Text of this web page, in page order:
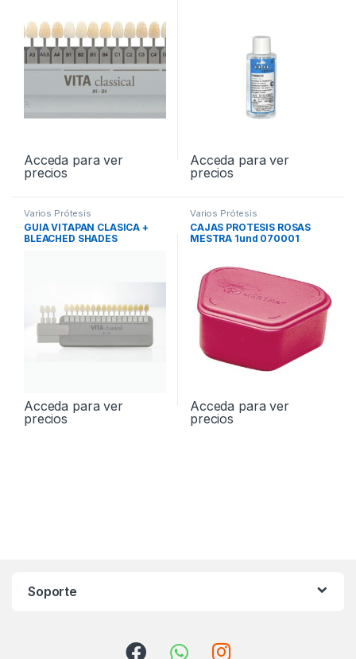
Acceda para ver
precios
Acceda para ver
precios
Varios Prótesis
GUIA VITAPAN CLASICA +
BLEACHED SHADES
Acceda para ver
precios
Varios Prótesis
CAJAS PROTESIS ROSAS
MESTRA 1und 070001
Acceda para ver
precios
Soporte